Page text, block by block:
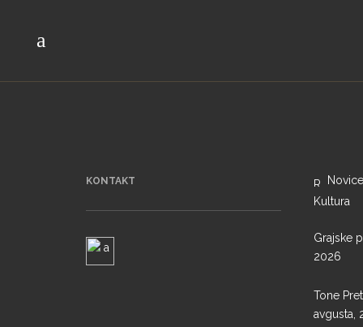
KONTAKT
Kultura
Grajske
2026
Tone
avgusta,